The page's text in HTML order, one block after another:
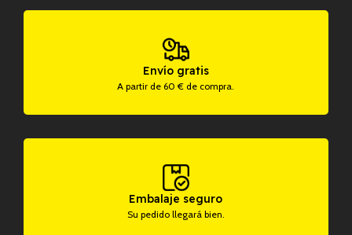
Envío gratis
A partir de 60 € de compra.
Embalaje seguro
Su pedido llegará bien.